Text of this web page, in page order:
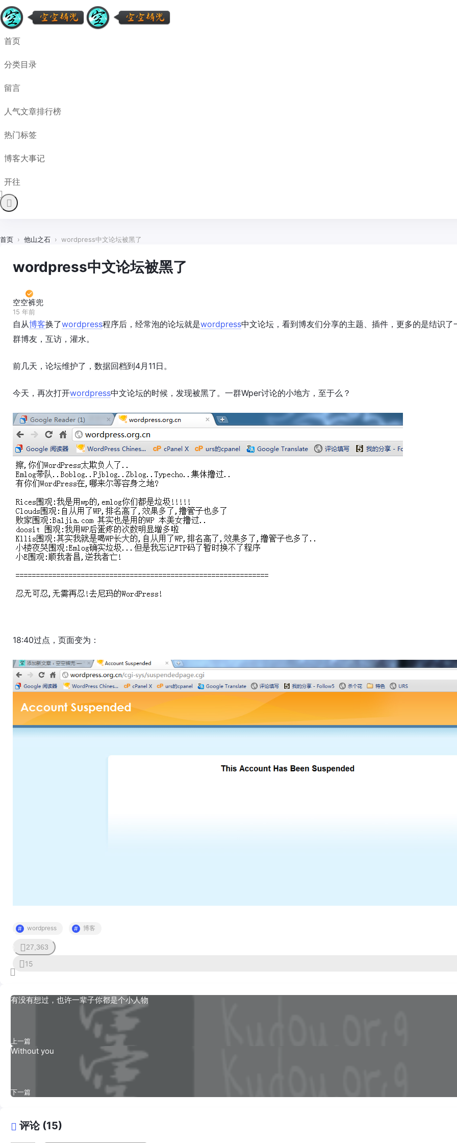
首页
分类目录
留言
人气文章排行榜
热门标签
博客大事记
开往
首页 › 他山之石 › wordpress中文论坛被黑了
wordpress中文论坛被黑了
空空裤兜
15 年前
自从博客换了wordpress程序后，经常泡的论坛就是wordpress中文论坛，看到博友们分享的主题、插件，更多的是结识了
群博友，互访，灌水。
前几天，论坛维护了，数据回档到4月11日。
今天，再次打开wordpress中文论坛的时候，发现被黑了。一群Wper讨论的小地方，至于么？
18:40过点，页面变为：
wordpress 博客
27,363
15
有没有想过，也许一辈子你都是个小人物
上一篇
Without you
下一篇
评论 (15)